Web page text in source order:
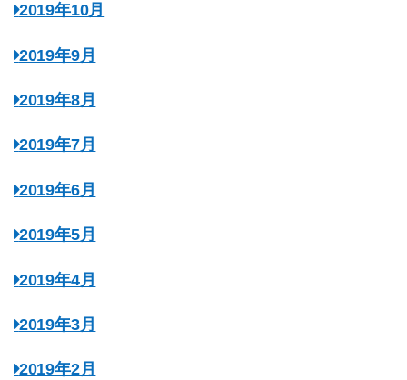
2019年10月
2019年9月
2019年8月
2019年7月
2019年6月
2019年5月
2019年4月
2019年3月
2019年2月